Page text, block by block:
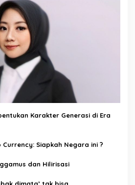
Karakter Generasi di Era
Siapkah Negara ini ?
dan Hilirisasi